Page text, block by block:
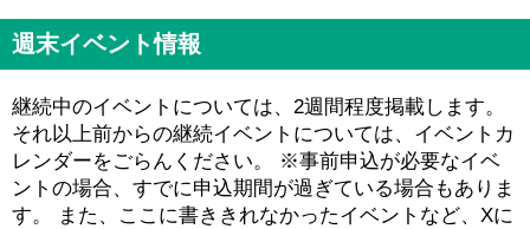
週末イベント情報
継続中のイベントについては、2週間程度掲載します。
それ以上前からの継続イベントについては、イベントカ
レンダーをごらんください。 ※事前申込が必要なイベ
ントの場合、すでに申込期間が過ぎている場合もありま
す。 また、ここに書ききれなかったイベントなど、Xに